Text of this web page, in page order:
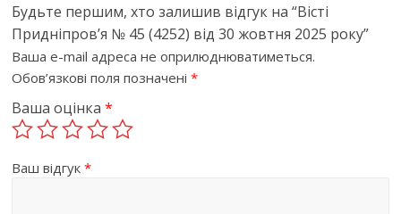
Будьте першим, хто залишив відгук на “Вісті
Придніпров’я № 45 (4252) від 30 жовтня 2025 року”
Ваша e-mail адреса не оприлюднюватиметься.
Обов’язкові поля позначені*
Ваша оцінка*
Ваш відгук*